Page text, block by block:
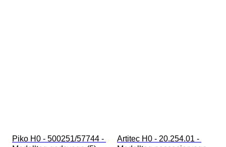
Piko H0 - 500251/57744 -
Artitec H0 - 20.254.01 -